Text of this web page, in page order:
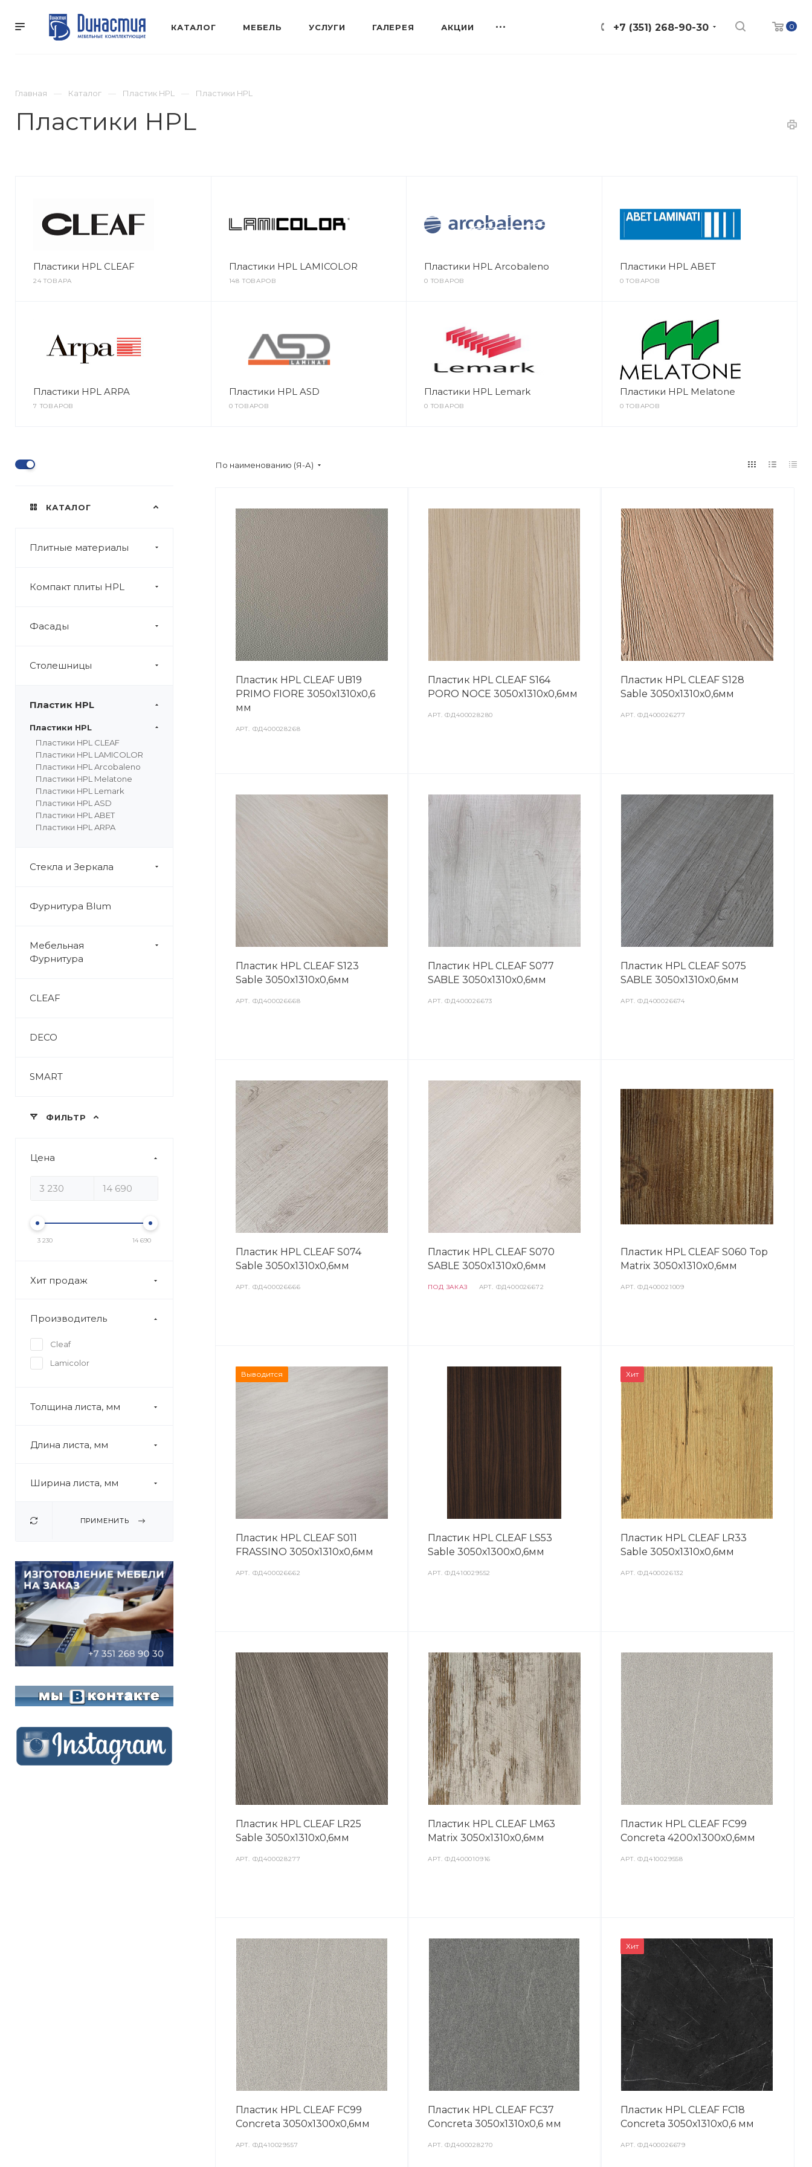
0
+7 (351) 268-90-30
КАТАЛОГ МЕБЕЛЬ УСЛУГИ ГАЛЕРЕЯ АКЦИИ
Главная Каталог Пластик HPL Пластики HPL
Пластики HPL
Пластики HPL CLEAF
24 ТОВАРА
Пластики HPL LAMICOLOR
148 ТОВАРОВ
Пластики HPL Arcobaleno
0 ТОВАРОВ
Пластики HPL ABET
0 ТОВАРОВ
Пластики HPL ARPA
7 ТОВАРОВ
Пластики HPL ASD
0 ТОВАРОВ
Пластики HPL Lemark
0 ТОВАРОВ
Пластики HPL Melatone
0 ТОВАРОВ
КАТАЛОГ
Плитные материалы
Компакт плиты HPL
Фасады
Столешницы
Пластик HPL
Пластики HPL
Пластики HPL CLEAF
Пластики HPL LAMICOLOR
Пластики HPL Arcobaleno
Пластики HPL Melatone
Пластики HPL Lemark
Пластики HPL ASD
Пластики HPL ABET
Пластики HPL ARPA
Стекла и Зеркала
Фурнитура Blum
Мебельная
Фурнитура
CLEAF
DECO
SMART
ФИЛЬТР
Цена
3 230 14 690
Хит продаж
Производитель
Cleaf
Lamicolor
Толщина листа, мм
Длина листа, мм
Ширина листа, мм
ПРИМЕНИТЬ
По наименованию (Я-А)
Пластик HPL CLEAF UB19
PRIMO FIORE 3050х1310х0,6
мм
АРТ. ФД400028268
Пластик HPL CLEAF S164
PORO NOCE 3050х1310х0,6мм
АРТ.ФД400028280
Пластик HPL CLEAF S128
Sable 3050х1310х0,6мм
АРТ.ФД400026277
Пластик HPL CLEAF S123
Sable 3050х1310х0,6мм
АРТ. ФД400026668
Пластик HPL CLEAF S077
SABLE 3050х1310х0,6мм
АРТ.ФД400026673
Пластик HPL CLEAF S075
SABLE 3050х1310х0,6мм
АРТ.ФД400026674
Пластик HPL CLEAF S074
Sable 3050х1310х0,6мм
АРТ. ФД400026666
Пластик HPL CLEAF S070
SABLE 3050х1310х0,6мм
ПОД ЗАКАЗ АРТ. ФД400026672
Пластик HPL CLEAF S060 Top
Matrix 3050х1310х0,6мм
АРТ.ФД400021009
Выводится
Пластик HPL CLEAF S011
FRASSINO 3050х1310х0,6мм
АРТ. ФД400026662
Пластик HPL CLEAF LS53
Sable 3050х1300х0,6мм
АРТ.ФД410029552
Хит
Пластик HPL CLEAF LR33
Sable 3050х1310х0,6мм
АРТ.ФД400026132
Пластик HPL CLEAF LR25
Sable 3050х1310х0,6мм
АРТ. ФД400028277
Пластик HPL CLEAF LM63
Matrix 3050х1310х0,6мм
АРТ.ФД400010916
Пластик HPL CLEAF FC99
Concreta 4200х1300х0,6мм
АРТ.ФД410029558
Пластик HPL CLEAF FC99
Concreta 3050х1300х0,6мм
АРТ. ФД410029557
Пластик HPL CLEAF FC37
Concreta 3050х1310х0,6 мм
АРТ.ФД400028270
Хит
Пластик HPL CLEAF FC18
Concreta 3050х1310х0,6 мм
АРТ.ФД400026679